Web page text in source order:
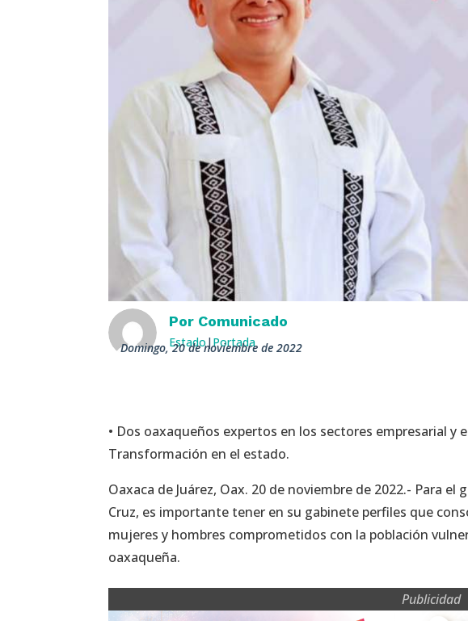
Por Comunicado
Estado|Portada
domingo, 20 de noviembre de 2022
• Dos oaxaqueños expertos en los sectores empresarial y
Transformación en el estado.
Oaxaca de Juárez, Oax. 20 de noviembre de 2022.- Para
Cruz, es importante tener en su gabinete perfiles que
mujeres y hombres comprometidos con la población
oaxaqueña.
Publicidad